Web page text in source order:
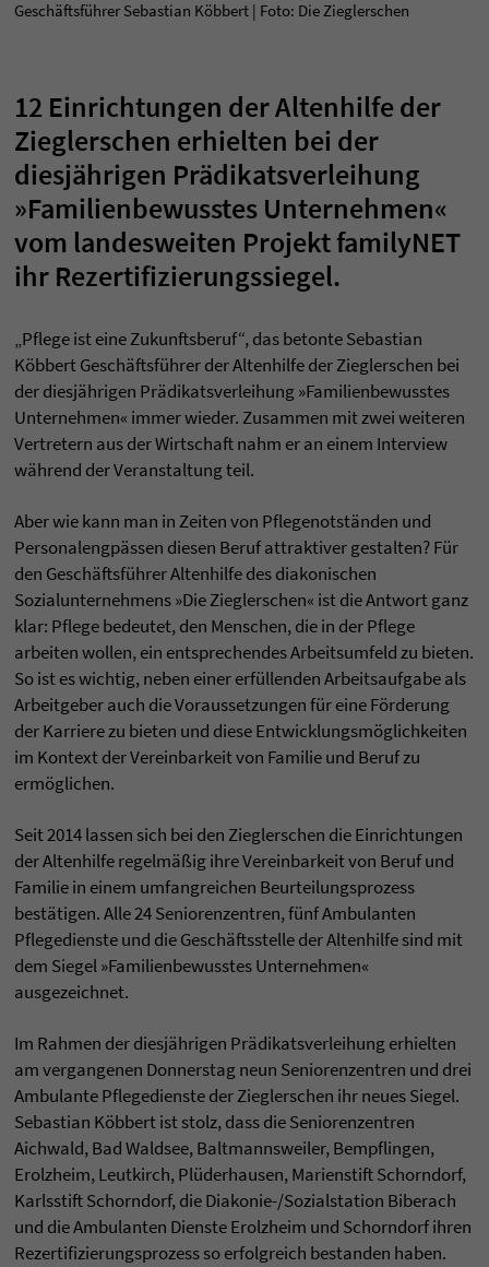
Geschäftsführer Sebastian Köbbert | Foto: Die Zieglerschen
12 Einrichtungen der Altenhilfe der
Zieglerschen erhielten bei der
diesjährigen Prädikatsverleihung
»Familienbewusstes Unternehmen«
vom landesweiten Projekt familyNET
ihr Rezertifizierungssiegel.
„Pflege ist eine Zukunftsberuf“, das betonte Sebastian
Köbbert Geschäftsführer der Altenhilfe der Zieglerschen bei
der diesjährigen Prädikatsverleihung »Familienbewusstes
Unternehmen« immer wieder. Zusammen mit zwei weiteren
Vertretern aus der Wirtschaft nahm er an einem Interview
während der Veranstaltung teil.
Aber wie kann man in Zeiten von Pflegenotständen und
Personalengpässen diesen Beruf attraktiver gestalten? Für
den Geschäftsführer Altenhilfe des diakonischen
Sozialunternehmens »Die Zieglerschen« ist die Antwort ganz
klar: Pflege bedeutet, den Menschen, die in der Pflege
arbeiten wollen, ein entsprechendes Arbeitsumfeld zu bieten.
So ist es wichtig, neben einer erfüllenden Arbeitsaufgabe als
Arbeitgeber auch die Voraussetzungen für eine Förderung
der Karriere zu bieten und diese Entwicklungsmöglichkeiten
im Kontext der Vereinbarkeit von Familie und Beruf zu
ermöglichen.
Seit 2014 lassen sich bei den Zieglerschen die Einrichtungen
der Altenhilfe regelmäßig ihre Vereinbarkeit von Beruf und
Familie in einem umfangreichen Beurteilungsprozess
bestätigen. Alle 24 Seniorenzentren, fünf Ambulanten
Pflegedienste und die Geschäftsstelle der Altenhilfe sind mit
dem Siegel »Familienbewusstes Unternehmen«
ausgezeichnet.
Im Rahmen der diesjährigen Prädikatsverleihung erhielten
am vergangenen Donnerstag neun Seniorenzentren und drei
Ambulante Pflegedienste der Zieglerschen ihr neues Siegel.
Sebastian Köbbert ist stolz, dass die Seniorenzentren
Aichwald, Bad Waldsee, Baltmannsweiler, Bempflingen,
Erolzheim, Leutkirch, Plüderhausen, Marienstift Schorndorf,
Karlsstift Schorndorf, die Diakonie-/Sozialstation Biberach
und die Ambulanten Dienste Erolzheim und Schorndorf ihren
Rezertifizierungsprozess so erfolgreich bestanden haben.